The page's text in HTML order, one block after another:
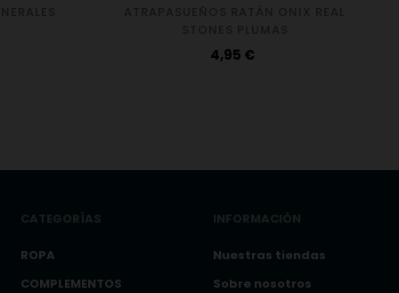
Precio
4,95 €
CATEGORÍAS
ROPA
COMPLEMENTOS
INFORMACIÓN
Nuestras tiendas
Sobre nosotros